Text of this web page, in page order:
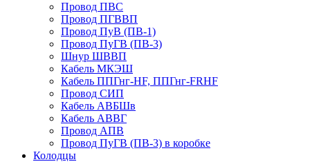
Провод ПВС
Провод ПГВВП
Провод ПуВ (ПВ-1)
Провод ПуГВ (ПВ-3)
Шнур ШВВП
Кабель МКЭШ
Кабель ППГнг-HF, ППГнг-FRHF
Провод СИП
Кабель АВБШв
Кабель АВВГ
Провод АПВ
Провод ПуГВ (ПВ-3) в коробке
Колодцы